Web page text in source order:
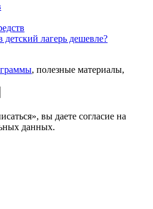
лагерь дешевле?
, полезные материалы,
вы даете согласие на
данных.